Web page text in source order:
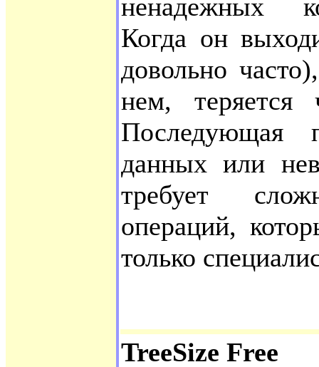
ненадежных
Когда он
довольно
нем, теряется
Последующая
данных или
требует
операций,
только
TreeSize Free